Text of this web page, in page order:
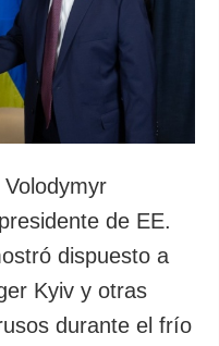
de EE.
dispuesto a
Kyiv y otras
durante el frío